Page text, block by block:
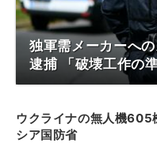
独軍需メーカーへ
逮捕 「破壊工作の
ウクライナの無人機605
シア国防省